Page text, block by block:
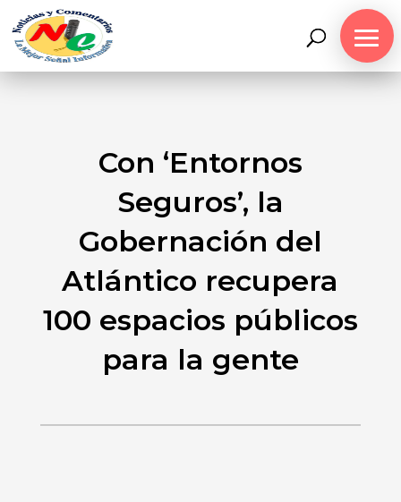
Con ‘Entornos
Seguros’, la
Gobernación del
Atlántico recupera
100 espacios públicos
para la gente